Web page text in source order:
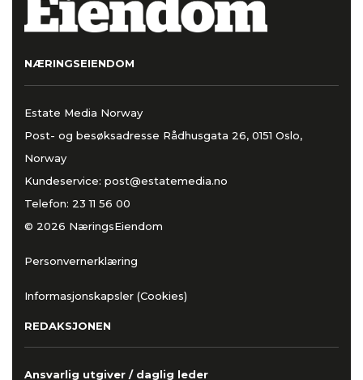
NÆRINGSEIENDOM
Estate Media Norway
Post- og besøksadresse Rådhusgata 26, 0151 Oslo,
Norway
Kundeservice: post@estatemedia.no
Telefon: 23 11 56 00
© 2026 NæringsEiendom
Personvernerklæring
Informasjonskapsler (Cookies)
REDAKSJONEN
Ansvarlig utgiver / daglig leder